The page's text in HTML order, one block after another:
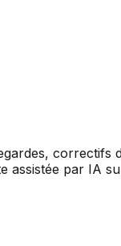
correctifs
par IA